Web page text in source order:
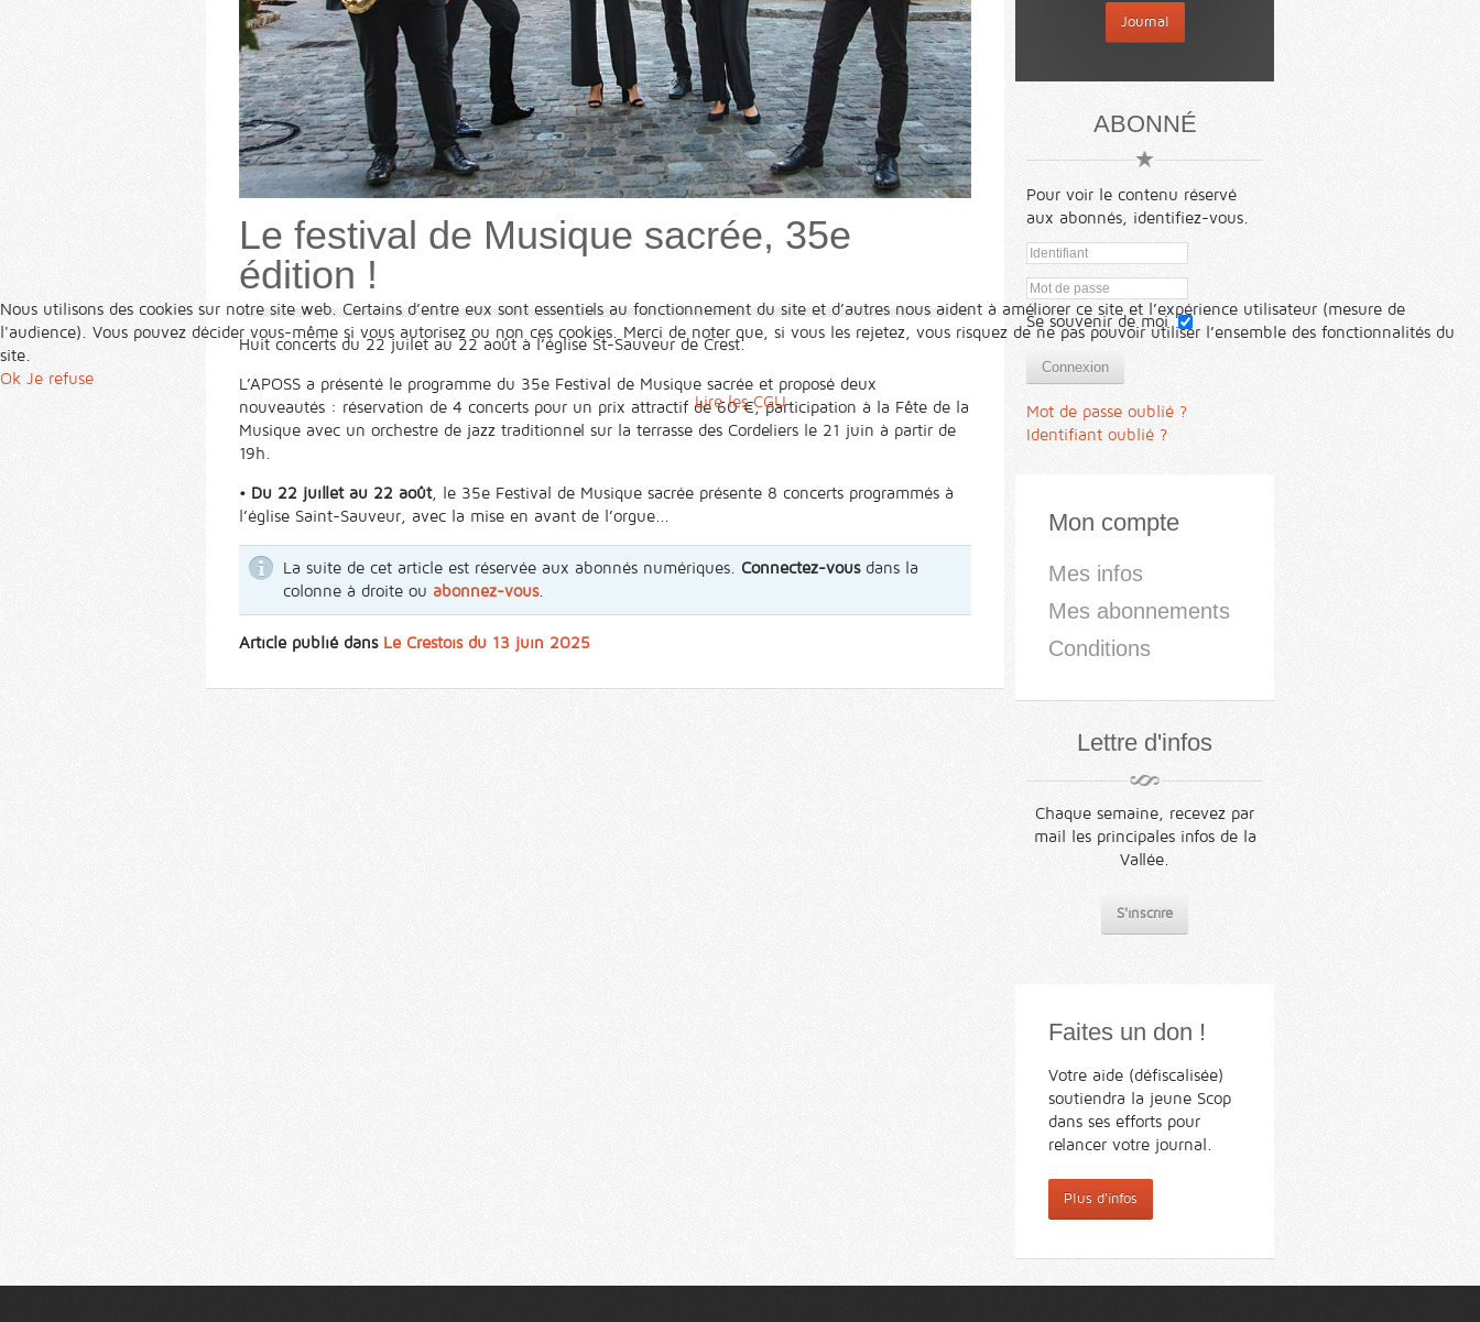
Le festival de Musique sacrée, 35e
édition !
Huit concerts du 22 juilet au 22 août à l’église St-Sauveur de Crest.
L’APOSS a présenté le programme du 35e Festival de Musique sacrée et proposé deux
nouveautés : réservation de 4 concerts pour un prix attractif de 60 €, participation à la Fête de la
Musique avec un orchestre de jazz traditionnel sur la terrasse des Cordeliers le 21 juin à partir de
19h.
• Du 22 juillet au 22 août, le 35e Festival de Musique sacrée présente 8 concerts programmés à
l’église Saint-Sauveur, avec la mise en avant de l’orgue...
La suite de cet article est réservée aux abonnés numériques. Connectez-vousdans la
colonne à droite ou abonnez-vous.
Article publié dans Le Crestois du 13 juin 2025
Journal
ABONNÉ
Pour voir le contenu réservé
aux abonnés, identifiez-vous.
Se souvenir de moi
Connexion
Mot de passe oublié ?
Identifiant oublié ?
Mon compte
Mes infos
Mes abonnements
Conditions
Lettre d'infos
Chaque semaine, recevez par
mail les principales infos de la
Vallée.
S'inscrire
Faites un don !
Votre aide (défiscalisée)
soutiendra la jeune Scop
dans ses efforts pour
relancer votre journal.
Plus d'infos
Nous utilisons des cookies sur notre site web. Certains d’entre eux sont essentiels au fonctionnement du site et d’autres nous aident à améliorer ce site et l’expérience utilisateur (mesure de
l'audience). Vous pouvez décider vous-même si vous autorisez ou non ces cookies. Merci de noter que, si vous les rejetez, vous risquez de ne pas pouvoir utiliser l’ensemble des fonctionnalités du
site.
Ok Je refuse
Lire les CGU